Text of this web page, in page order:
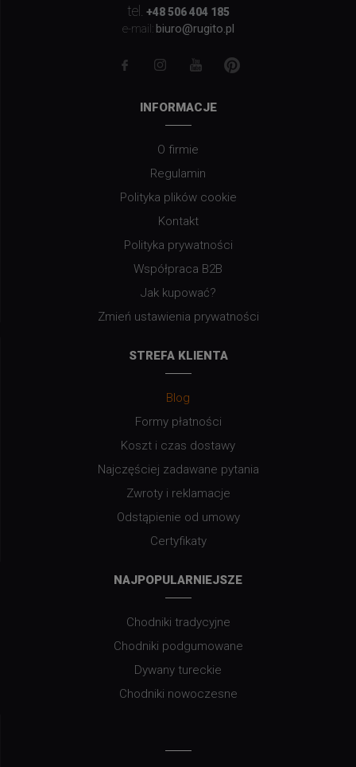
tel. +48 506 404 185
e-mail: biuro@rugito.pl
INFORMACJE
O firmie
Regulamin
Polityka plików cookie
Kontakt
Polityka prywatności
Współpraca B2B
Jak kupować?
Zmień ustawienia prywatności
STREFA KLIENTA
Blog
Formy płatności
Koszt i czas dostawy
Najczęściej zadawane pytania
Zwroty i reklamacje
Odstąpienie od umowy
Certyfikaty
NAJPOPULARNIEJSZE
Chodniki tradycyjne
Chodniki podgumowane
Dywany tureckie
Chodniki nowoczesne